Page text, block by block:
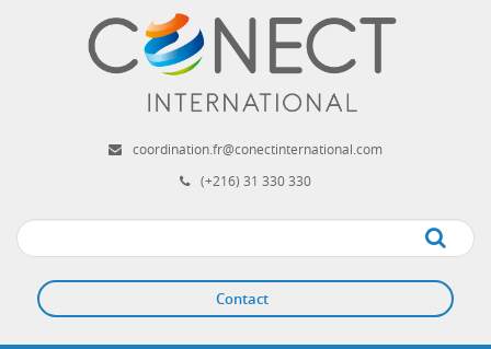
coordination.fr@conectinternational.com
(+216) 31 330 330
Apply
Contact